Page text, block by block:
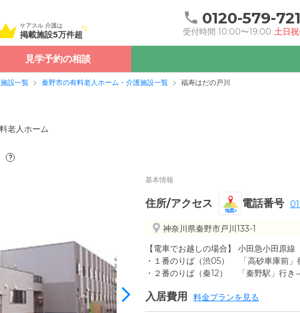
ケアスル 介護は
掲載施設5万件超
0120-579-721
受付時間 10:00〜19:00 土日
見学予約の相談
設一覧 秦野市の有料老人ホーム・介護施設一覧 福寿はだの戸川
老人ホーム
?
基本情報
住所/アクセス
地図
電話番号
神奈川県秦野市戸川133-1
【電車でお越しの場合】 小田急小田原
・１番のりば（渋05） 「高砂車庫
・２番のりば（秦12） 「秦野駅」行
入居費用 料金プランを見る